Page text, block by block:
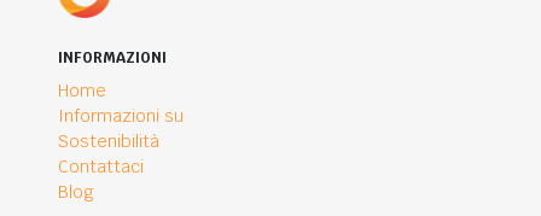
INFORMAZIONI
Home
Informazioni su
Sostenibilità
Contattaci
Blog